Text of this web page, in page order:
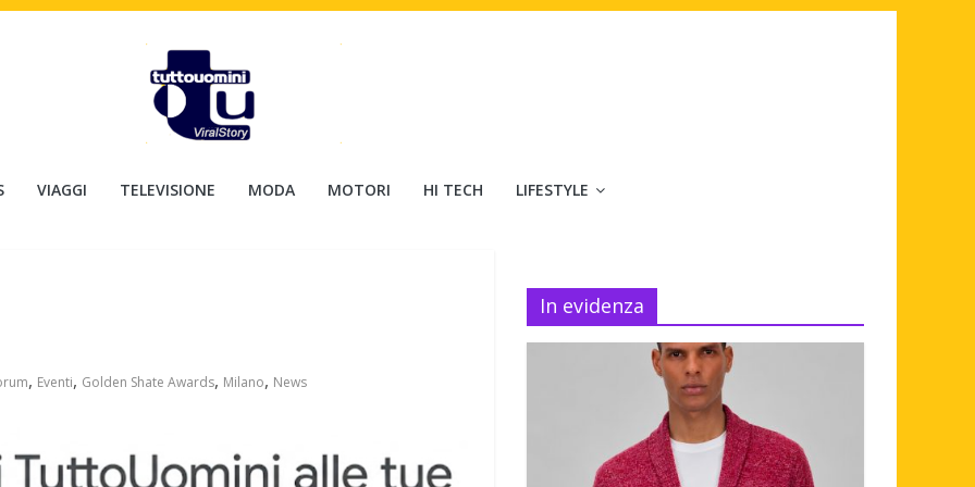
VIAGGI TELEVISIONE MODA MOTORI HI TECH LIFESTYLE
, Eventi, Golden Shate Awards, Milano, News
In evidenza